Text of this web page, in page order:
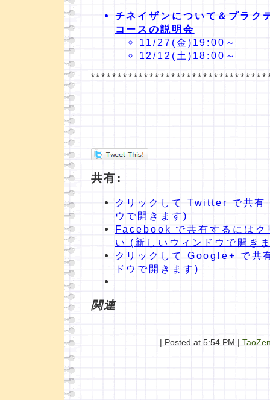
チネイザンについて＆プラク
コースの説明会
11/27(金)19:00～
12/12(土)18:00～
共有:
クリックして Twitter で共有
ウで開きます)
Facebook で共有するにはク
い (新しいウィンドウで開き
クリックして Google+ で共
ドウで開きます)
関連
| Posted at 5:54 PM |